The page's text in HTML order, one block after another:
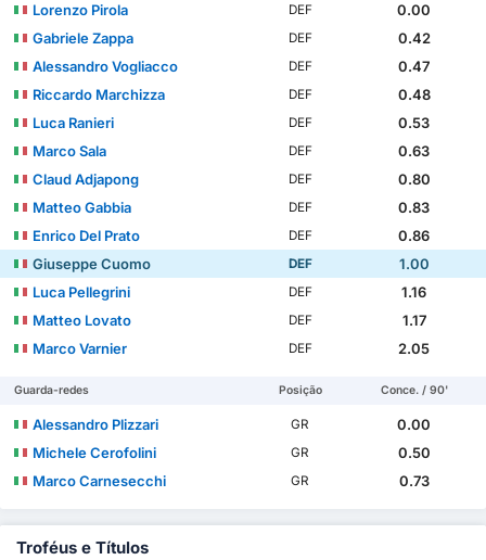
Lorenzo Pirola
DEF
0.00
Gabriele Zappa
DEF
0.42
Alessandro Vogliacco
DEF
0.47
Riccardo Marchizza
DEF
0.48
Luca Ranieri
DEF
0.53
Marco Sala
DEF
0.63
Claud Adjapong
DEF
0.80
Matteo Gabbia
DEF
0.83
Enrico Del Prato
DEF
0.86
Giuseppe Cuomo
DEF
1.00
Luca Pellegrini
DEF
1.16
Matteo Lovato
DEF
1.17
Marco Varnier
DEF 2.05
Guarda-redes Posição Conce. / 90'
Alessandro Plizzari GR
0.00
Michele Cerofolini
GR
0.50
Marco Carnesecchi
GR 0.73
Troféus e Títulos